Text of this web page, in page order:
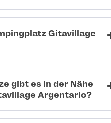
Gitavillage
gibt es in der Nähe
Argentario?